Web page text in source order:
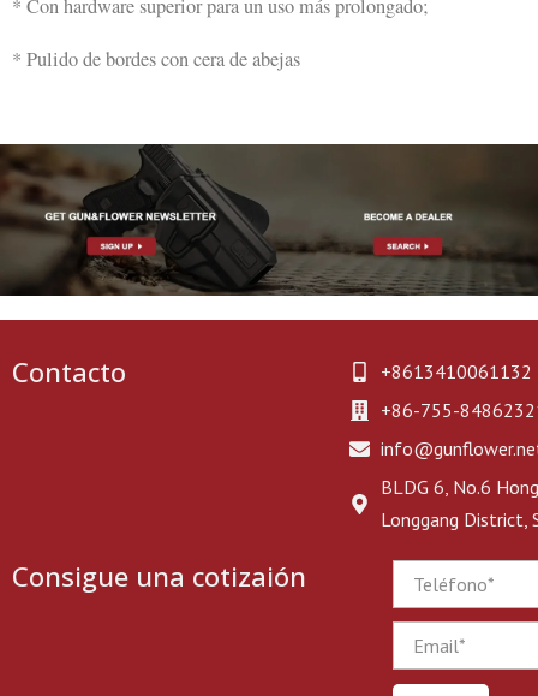
* Con hardware superior para un uso más prolongado;
* Pulido de bordes con cera de abejas
Contacto
+8613410061132
+86-755-
BLDG 6, No.6
Longgang District,
Consigue una cotizaión